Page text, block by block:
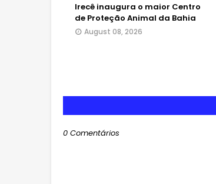
Irecê inaugura o maior Centro
de Proteção Animal da Bahia
August 08, 2026
0 Comentários